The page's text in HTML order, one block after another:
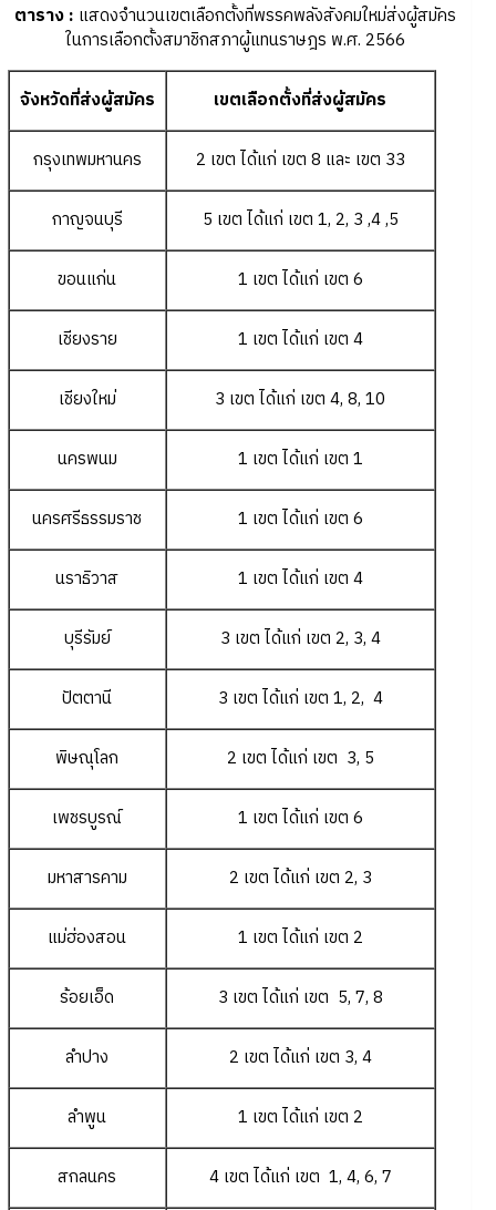
ตาราง : แสดงจำนวนเขตเลือกตั้งที่พรรคพลังสังคมใหม่ส่งผู้สมัคร
ในการเลือกตั้งสมาชิกสภาผู้แทนราษฎร พ.ศ. 2566
จังหวัดที่ส่งผู้สมัคร เขตเลือกตั้งที่ส่งผู้สมัคร
กรุงเทพมหานคร 2 เขต ได้แก่ เขต 8 และ เขต 33
กาญจนบุรี 5 เขต ได้แก่ เขต 1, 2, 3 ,4 ,5
ขอนแก่น 1 เขต ได้แก่ เขต 6
เชียงราย 1 เขต ได้แก่ เขต 4
เชียงใหม่ 3 เขต ได้แก่ เขต 4, 8, 10
นครพนม 1 เขต ได้แก่ เขต 1
นครศรีธรรมราช 1 เขต ได้แก่ เขต 6
นราธิวาส 1 เขต ได้แก่ เขต 4
บุรีรัมย์ 3 เขต ได้แก่ เขต 2, 3, 4
ปัตตานี 3 เขต ได้แก่ เขต 1, 2, 4
พิษณุโลก 2 เขต ได้แก่ เขต 3, 5
เพชรบูรณ์ 1 เขต ได้แก่ เขต 6
มหาสารคาม 2 เขต ได้แก่ เขต 2, 3
แม่ฮ่องสอน 1 เขต ได้แก่ เขต 2
ร้อยเอ็ด 3 เขต ได้แก่ เขต 5, 7, 8
ลำปาง 2 เขต ได้แก่ เขต 3, 4
ลำพูน 1 เขต ได้แก่ เขต 2
สกลนคร 4 เขต ได้แก่ เขต 1, 4, 6, 7